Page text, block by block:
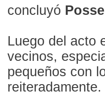
concluyó Posse
Luego del acto
vecinos,
pequeños con
reiteradamente.